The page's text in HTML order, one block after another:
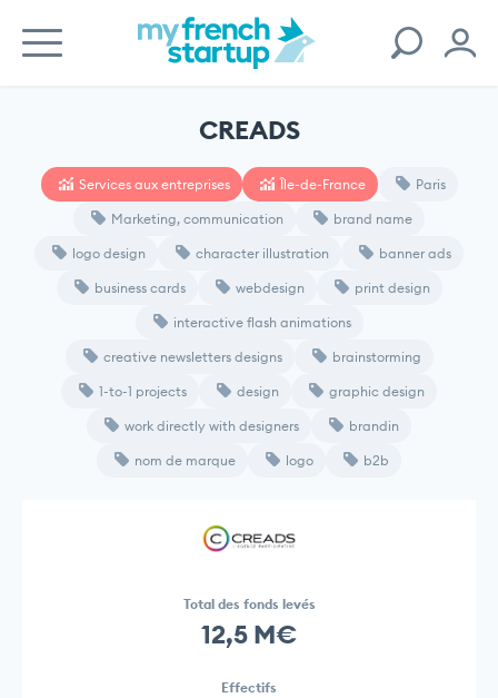
CREADS
Services aux entreprises Île-de-France Paris
Marketing, communication brand name
logo design character illustration banner ads
business cards webdesign print design
interactive flash animations
creative newsletters designs brainstorming
1-to-1 projects design graphic design
work directly with designers brandin
nom de marque logo b2b
Total des fonds levés
12,5 M€
Effectifs